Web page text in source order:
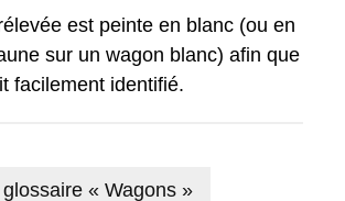
est peinte en blanc (ou en
sur un wagon blanc) afin que
facilement identifié.
« Wagons »